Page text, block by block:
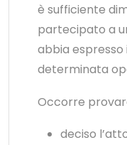
è sufficiente
partecipato a
abbia espresso
determinata
Occorre
deciso